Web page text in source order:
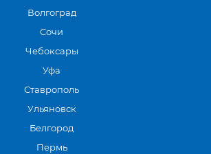
Волгоград
Сочи
Чебоксары
Уфа
Ставрополь
Ульяновск
Белгород
Пермь